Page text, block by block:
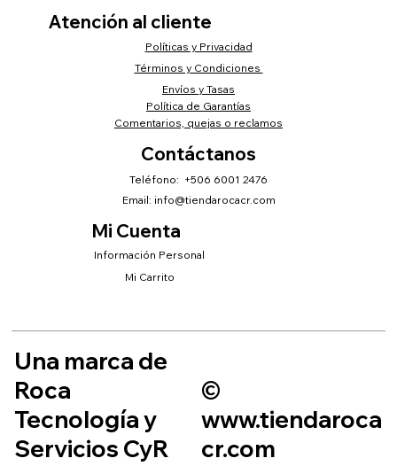
Atención al cliente
Políticas y Privacidad
Términos y Condiciones
Envíos y Tasas
Política de Garantías
Comentarios, quejas o reclamos
Mi Cuenta
Información Personal
Mi Carrito
Contáctanos
Teléfono: +506 6001 2476
Email: info@tiendarocacr.com
Una marca de
Roca
Tecnología y
Servicios CyR
©
www.tiendaroca
cr.com